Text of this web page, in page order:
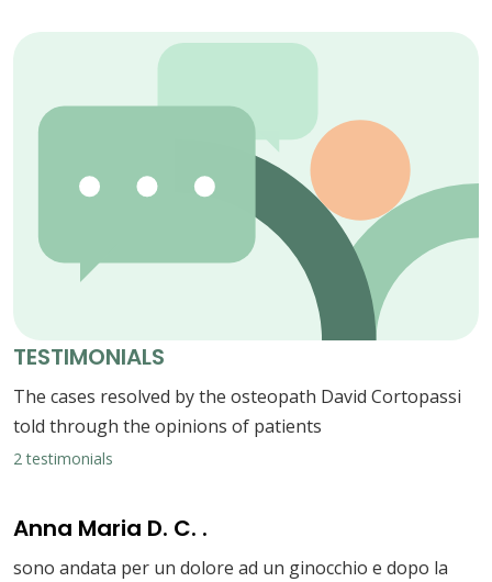
TESTIMONIALS
The cases resolved by the osteopath David Cortopassi
told through the opinions of patients
2 testimonials
Anna Maria D. C. .
sono andata per un dolore ad un ginocchio e dopo la